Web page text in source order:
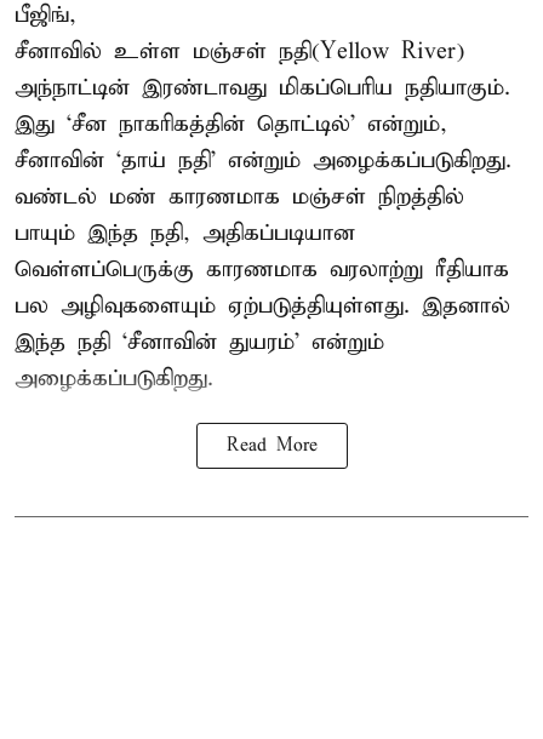
பீஜிங்,
சீனாவில் உள்ள மஞ்சள் நதி(Yellow River)
அந்நாட்டின் இரண்டாவது மிகப்பெரிய நதியாகும்.
இது ‘சீன நாகரிகத்தின் தொட்டில்’ என்றும்,
சீனாவின் ‘தாய் நதி’ என்றும் அழைக்கப்படுகிறது.
வண்டல் மண் காரணமாக மஞ்சள் நிறத்தில்
பாயும் இந்த நதி, அதிகப்படியான
வெள்ளப்பெருக்கு காரணமாக வரலாற்று ரீதியாக
பல அழிவுகளையும் ஏற்படுத்தியுள்ளது. இதனால்
இந்த நதி ‘சீனாவின் துயரம்’ என்றும்
அழைக்கப்படுகிறது.
Read More